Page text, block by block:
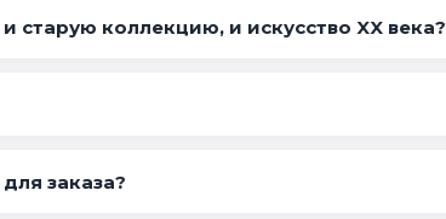
старую коллекцию, и искусство XX века?
заказа?